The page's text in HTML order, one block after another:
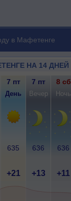
в Мафетенге
НА 14 ДНЕЙ
7 пт 7 пт 8 сб
День Вечер Ночь
635 636 636
+21 +13 +11